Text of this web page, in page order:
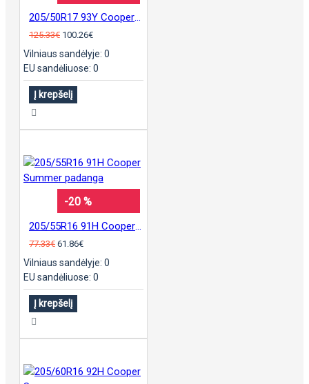
125.33€ 100.26€
Vilniaus sandėlyje: 0
EU sandėliuose: 0
Į krepšelį
-20 %
77.33€ 61.86€
Vilniaus sandėlyje: 0
EU sandėliuose: 0
Į krepšelį